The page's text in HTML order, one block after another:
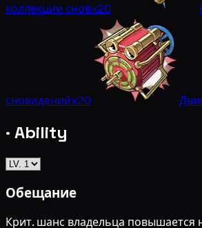
коллекции сновx20
сновиденийx20
· Ability
Обещание
Крит. шанс владельца повышается